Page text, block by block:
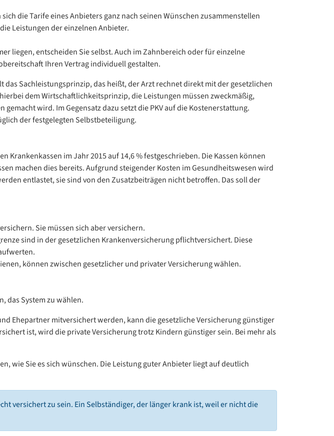
die Tarife eines Anbieters ganz nach seinen Wünschen zusammenstellen
Leistungen der einzelnen Anbieter.
liegen, entscheiden Sie selbst. Auch im Zahnbereich oder für einzelne
Ihren Vertrag individuell gestalten.
Sachleistungsprinzip, das heißt, der Arzt rechnet direkt mit der gesetzlichen
dem Wirtschaftlichkeitsprinzip, die Leistungen müssen zweckmäßig,
wird. Im Gegensatz dazu setzt die PKV auf die Kostenerstattung.
der festgelegten Selbstbeteiligung.
im Jahr 2015 auf 14,6 % festgeschrieben. Die Kassen können
machen dies bereits. Aufgrund steigender Kosten im Gesundheitswesen wird
entlastet, sie sind von den Zusatzbeiträgen nicht betroffen. Das soll der
Sie müssen sich aber versichern.
sind in der gesetzlichen Krankenversicherung pflichtversichert. Diese
können zwischen gesetzlicher und privater Versicherung wählen.
das System zu wählen.
Ehepartner mitversichert werden, kann die gesetzliche Versicherung günstiger
ist, wird die private Versicherung trotz Kindern günstiger sein. Bei mehr als
wie Sie es sich wünschen. Die Leistung guter Anbieter liegt auf deutlich
versichert zu sein. Ein Selbständiger, der länger krank ist, weil er nicht die